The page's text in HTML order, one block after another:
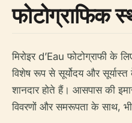
फोटोग्राफिक
मिरोइर d’Eau फोटोग्राफी के
विशेष रूप से सूर्योदय और
शानदार होते हैं। आसपास की
विवरणों और समरूपता के साथ, भी